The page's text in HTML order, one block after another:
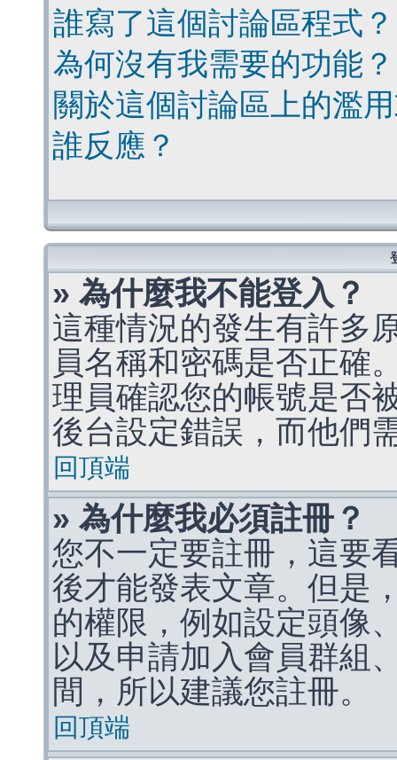
誰寫了這個討論區程式？
為何沒有我需要的功能？
關於這個討論區上的濫
誰反應？
» 為什麼我不能登入？
這種情況的發生有許多
員名稱和密碼是否正確
理員確認您的帳號是否
後台設定錯誤，而他們
回頂端
» 為什麼我必須註冊？
您不一定要註冊，這要
後才能發表文章。但是
的權限，例如設定頭像
以及申請加入會員群組
間，所以建議您註冊。
回頂端